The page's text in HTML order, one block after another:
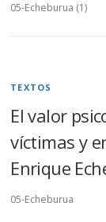
05-Echeburua (1)
TEXTOS
El valor
víctimas y
Enrique
05-Echeburua